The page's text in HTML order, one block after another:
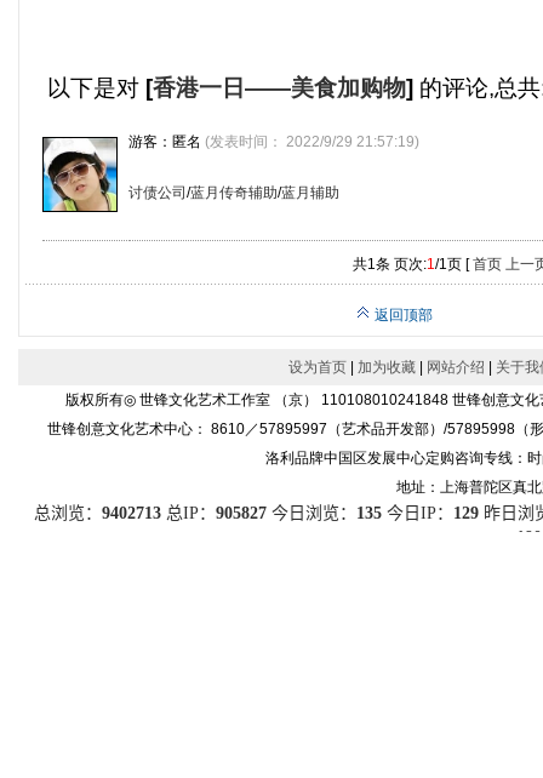
以下是对 [香港一日——美食加购物] 的评论,总
游客：匿名 (发表时间： 2022/9/29 21:57:19)
讨债公司/蓝月传奇辅助/蓝月辅助
共1条 页次:1 /1页 [首页 上一
返回顶部
设为首页 | 加为收藏 | 网站介绍 | 关于我
版权所有◎ 世锋文化艺术工作室 （京） 110108010241848 世锋创意文
世锋创意文化艺术中心： 8610／57895997（艺术品开发部）/57895998（
洛利品牌中国区发展中心定购咨询专线：
地址：上海普陀区真